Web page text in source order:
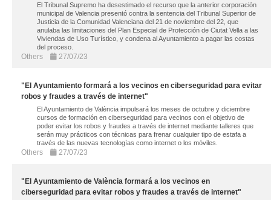
El Tribunal Supremo ha desestimado el recurso que la anterior corporación
municipal de Valencia presentó contra la sentencia del Tribunal Superior de
Justicia de la Comunidad Valenciana del 21 de noviembre del 22, que
anulaba las limitaciones del Plan Especial de Protección de Ciutat Vella a las
Viviendas de Uso Turístico, y condena al Ayuntamiento a pagar las costas
del proceso.
Others 27/07/23
"El Ayuntamiento formará a los vecinos en ciberseguridad para evitar
robos y fraudes a través de internet"
El Ayuntamiento de València impulsará los meses de octubre y diciembre
cursos de formación en ciberseguridad para vecinos con el objetivo de
poder evitar los robos y fraudes a través de internet mediante talleres que
serán muy prácticos con técnicas para frenar cualquier tipo de estafa a
través de las nuevas tecnologías como internet o los móviles.
Others 27/07/23
"El Ayuntamiento de València formará a los vecinos en
ciberseguridad para evitar robos y fraudes a través de internet"